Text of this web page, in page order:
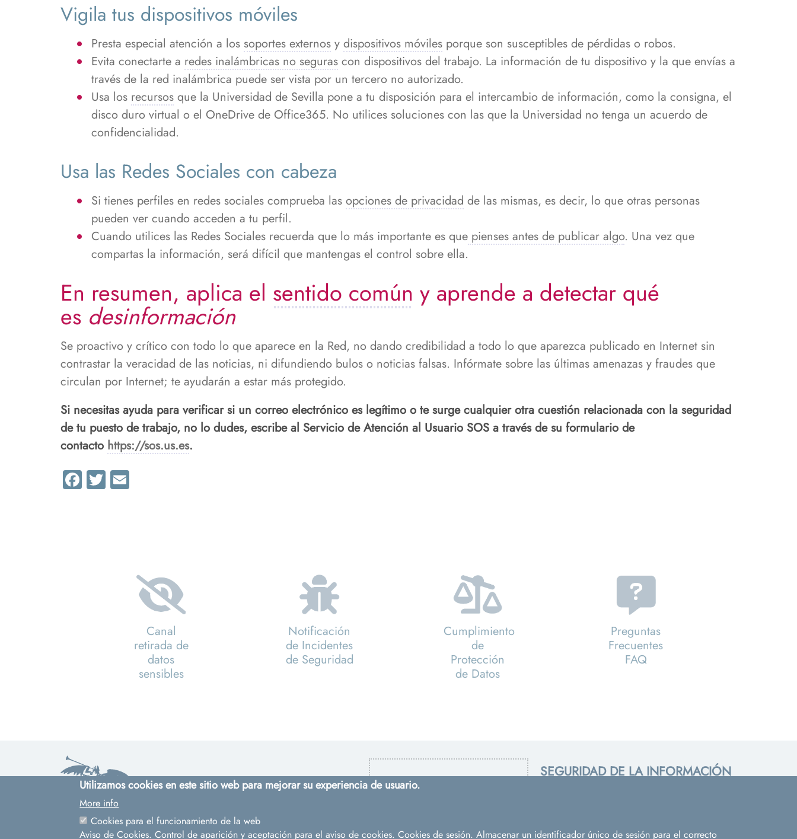
Vigila tus dispositivos móviles
Presta especial atención a los soportes externos y dispositivos móviles porque son susceptibles de pérdidas o robos.
Evita conectarte a redes inalámbricas no seguras con dispositivos del trabajo. La información de tu dispositivo y la que envías a
través de la red inalámbrica puede ser vista por un tercero no autorizado.
Usa los recursos que la Universidad de Sevilla pone a tu disposición para el intercambio de información, como la consigna, el
disco duro virtual o el OneDrive de Office365. No utilices soluciones con las que la Universidad no tenga un acuerdo de
confidencialidad.
Usa las Redes Sociales con cabeza
Si tienes perfiles en redes sociales comprueba las opciones de privacidad de las mismas, es decir, lo que otras personas
pueden ver cuando acceden a tu perfil.
Cuando utilices las Redes Sociales recuerda que lo más importante es que pienses antes de publicar algo. Una vez que
compartas la información, será difícil que mantengas el control sobre ella.
En resumen, aplica el sentido común y aprende a detectar qué
es desinformación
Se proactivo y crítico con todo lo que aparece en la Red, no dando credibilidad a todo lo que aparezca publicado en Internet sin
contrastar la veracidad de las noticias, ni difundiendo bulos o noticias falsas. Infórmate sobre las últimas amenazas y fraudes que
circulan por Internet; te ayudarán a estar más protegido.
Si necesitas ayuda para verificar si un correo electrónico es legítimo o te surge cualquier otra cuestión relacionada con la seguridad
de tu puesto de trabajo, no lo dudes, escribe al Servicio de Atención al Usuario SOS a través de su formulario de
contacto https://sos.us.es.
Facebook
Twitter
Canal
retirada de
datos
sensibles
Notificación
de Incidentes
de Seguridad
Cumplimiento
de
Protección
de Datos
Preguntas
Frecuentes
FAQ
Cinco siglos
SEGURIDAD DE LA INFORMACIÓN
Utilizamos cookies en este sitio web para mejorar su experiencia de usuario.
More info
Cookies para el funcionamiento de la web
Aviso de Cookies. Control de aparición y aceptación para el aviso de cookies. Cookies de sesión. Almacenar un identificador único de sesión para el correcto